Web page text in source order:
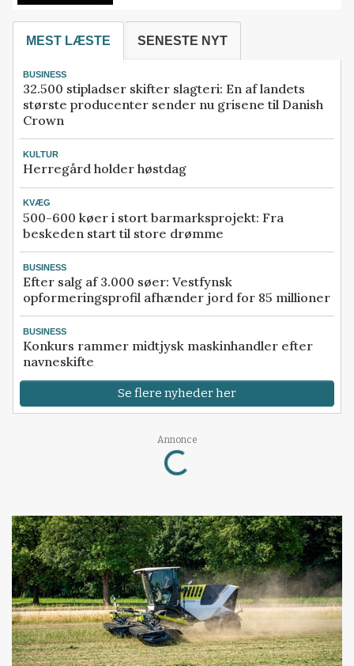
MEST LÆSTE SENESTE NYT
BUSINESS
32.500 stipladser skifter slagteri: En af landets
største producenter sender nu grisene til Danish
Crown
KULTUR
Herregård holder høstdag
KVÆG
500-600 køer i stort barmarksprojekt: Fra
beskeden start til store drømme
BUSINESS
Efter salg af 3.000 søer: Vestfynsk
opformeringsprofil afhænder jord for 85 millioner
BUSINESS
Konkurs rammer midtjysk maskinhandler efter
navneskifte
Se flere nyheder her
Annonce
Loading...